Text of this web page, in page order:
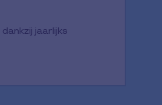
dankzij jaarlijks